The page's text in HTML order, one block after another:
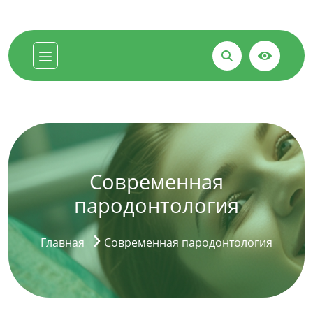
Современная
пародонтология
Главная Современная пародонтология